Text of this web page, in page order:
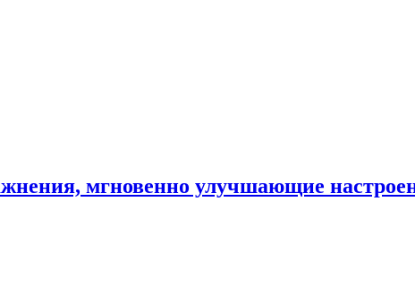
мгновенно улучшающие